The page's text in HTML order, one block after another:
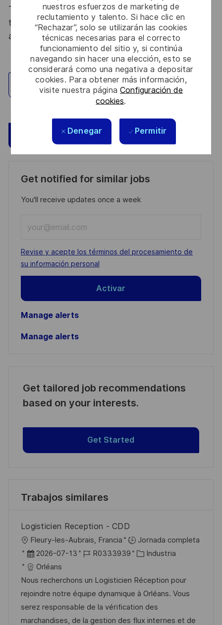
nuestros esfuerzos de marketing de
reclutamiento y talento. Si hace clic en
“Rechazar”, solo se utilizarán las cookies
técnicas necesarias para el correcto
funcionamiento del sitio y, si continúa
navegando sin hacer una elección, esto se
considerará como una negativa a depositar
cookies. Para obtener más información,
visite nuestra páginaConfiguración de
cookies.
Denegar Permitir
Thales, entreprise Handi-Engagée, reconnait
tous les talents. La diversité est notre meilleur
atout. Postulez et rejoignez nous !
Explorar ubicación
Aplicar ahora Guardar
Get notified for similar jobs
You'll receive updates once a week
Email
address
(Required)
Required
Revise y acepte los términos del procesamiento de
su información personal
Activar
Manage alerts
Manage alerts
Get tailored job recommendations
based on your interests.
Get Started
Trabajos similares
Logisticien Reception - CDD
U
b
c
a
c
i
Fleury-les-Aubrais, Francia
Jornada completa
F
e
c
h
a
d
2026-07-13
I
d
e
e
m
R0333939
C
t
e
g
o
Industria
Orléans
Nous recherchons un Logisticien Réception pour
rejoindre notre équipe dynamique à Orléans. Vous
serez responsable de la vérification des
marchandises, de la gestion des flux internes et de